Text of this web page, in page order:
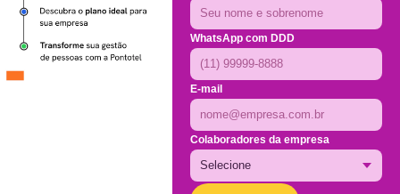
WhatsApp com DDD
E-mail
Colaboradores da empresa